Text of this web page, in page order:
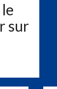
sur